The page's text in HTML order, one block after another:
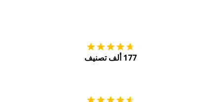
177 ألف تصنيف